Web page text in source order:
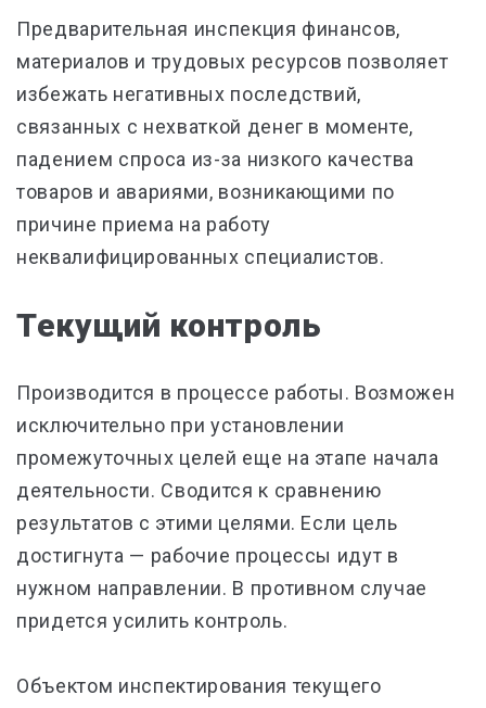
Предварительная инспекция финансов,
материалов и трудовых ресурсов позволяет
избежать негативных последствий,
связанных с нехваткой денег в моменте,
падением спроса из-за низкого качества
товаров и авариями, возникающими по
причине приема на работу
неквалифицированных специалистов.
Текущий контроль
Производится в процессе работы. Возможен
исключительно при установлении
промежуточных целей еще на этапе начала
деятельности. Сводится к сравнению
результатов с этими целями. Если цель
достигнута — рабочие процессы идут в
нужном направлении. В противном случае
придется усилить контроль.
Объектом инспектирования текущего